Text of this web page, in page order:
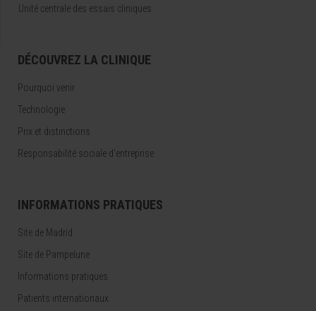
Unité centrale des essais cliniques
DÉCOUVREZ LA CLINIQUE
Pourquoi venir
Technologie
Prix et distinctions
Responsabilité sociale d'entreprise
INFORMATIONS PRATIQUES
Site de Madrid
Site de Pampelune
Informations pratiques
Patients internationaux